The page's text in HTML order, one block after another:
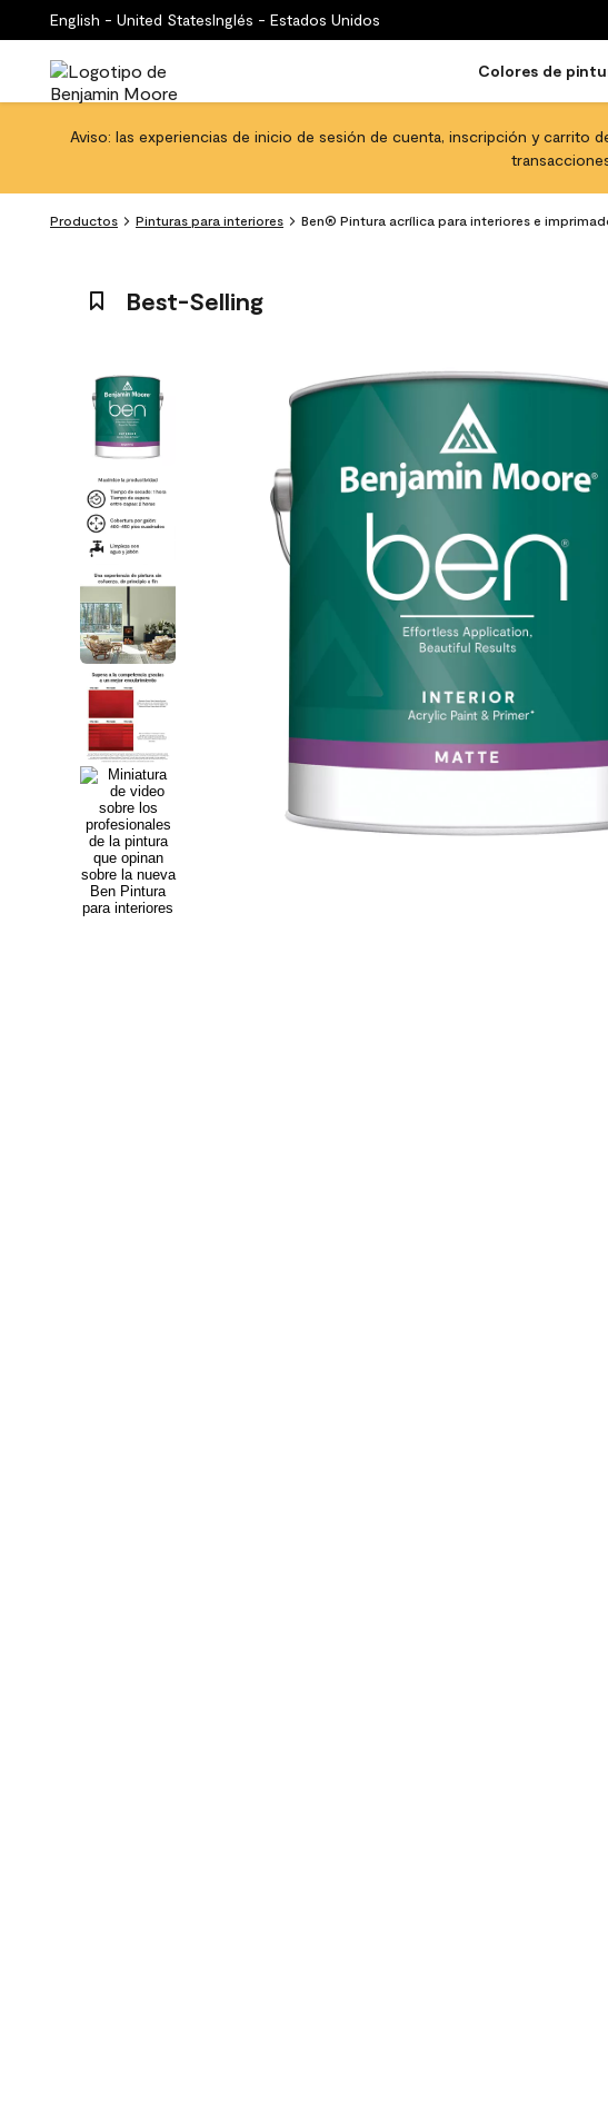
English - United StatesInglés - Estados Unidos
Colores de
Aviso: las experiencias de inicio de sesión de cuenta, inscripción y carrito
Productos Pinturas para interiores Ben® Pintura acrílica para interiores e
Best-Selling